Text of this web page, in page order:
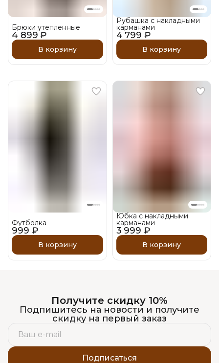
4 899 ₽
Брюки утепленные
В корзину
4 799 ₽
Рубашка с накладными
карманами
В корзину
999 ₽
Футболка
В корзину
3 999 ₽
Юбка с накладными
карманами
В корзину
Получите скидку 10%
Подпишитесь на новости и получите
скидку на первый заказ
Подписаться